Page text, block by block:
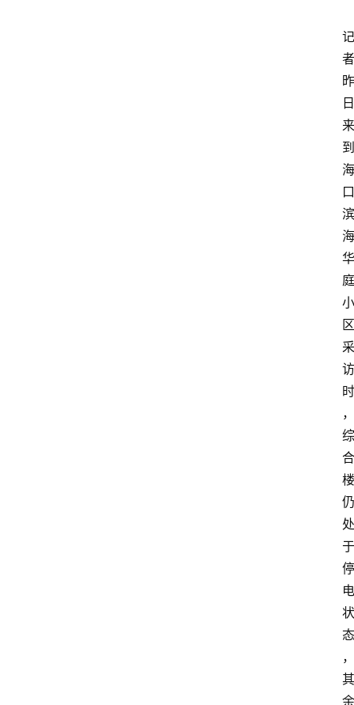
记
者
昨
日
来
到
海
口
滨
海
华
庭
小
区
采
访
时
，
综
合
楼
仍
处
于
停
电
状
态
，
其
余